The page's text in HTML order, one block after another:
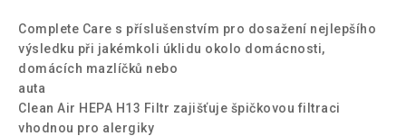
Complete Care s příslušenstvím pro dosažení nejlepšího
výsledku při jakémkoli úklidu okolo domácnosti,
domácích mazlíčků nebo
auta
Clean Air HEPA H13 Filtr zajišťuje špičkovou filtraci
vhodnou pro alergiky